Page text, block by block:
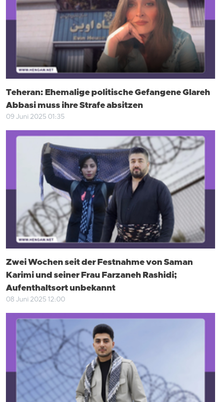
Teheran: Ehemalige politische Gefangene Glareh
Abbasi muss ihre Strafe absitzen
09 Juni 2025 01:35
Zwei Wochen seit der Festnahme von Saman
Karimi und seiner Frau Farzaneh Rashidi;
Aufenthaltsort unbekannt
08 Juni 2025 12:00